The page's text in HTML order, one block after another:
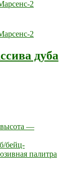
дуба
—
бейц-
палитра